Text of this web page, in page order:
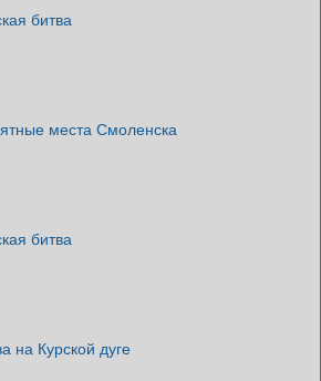
битва
места Смоленска
битва
на Курской дуге